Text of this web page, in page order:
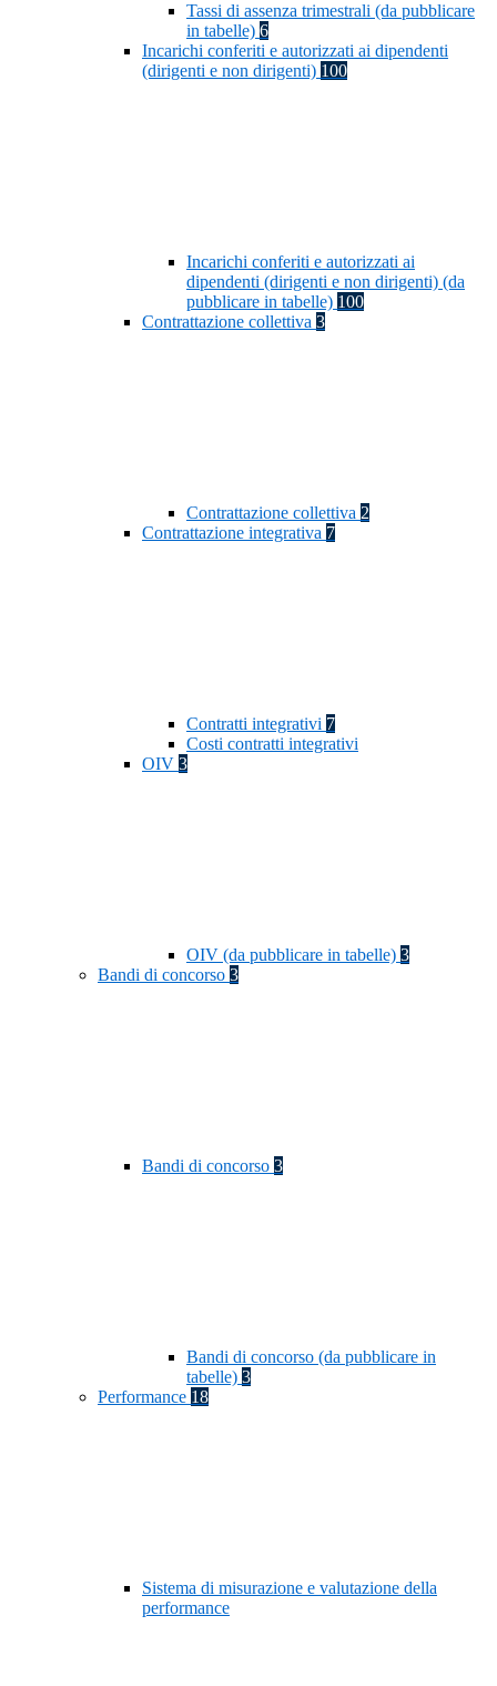
Tassi di assenza trimestrali (da pubblicare
in tabelle) 6
Incarichi conferiti e autorizzati ai dipendenti
(dirigenti e non dirigenti) 100
Incarichi conferiti e autorizzati ai
dipendenti (dirigenti e non dirigenti) (da
pubblicare in tabelle) 100
Contrattazione collettiva 3
Contrattazione collettiva 2
Contrattazione integrativa 7
Contratti integrativi 7
Costi contratti integrativi
OIV 3
OIV (da pubblicare in tabelle) 3
Bandi di concorso 3
Bandi di concorso 3
Bandi di concorso (da pubblicare in
tabelle) 3
Performance 18
Sistema di misurazione e valutazione della
performance